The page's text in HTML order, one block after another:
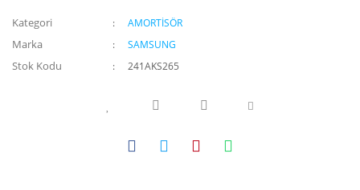
Kategori AMORTİSÖR
Marka SAMSUNG
Stok Kodu 241AKS265